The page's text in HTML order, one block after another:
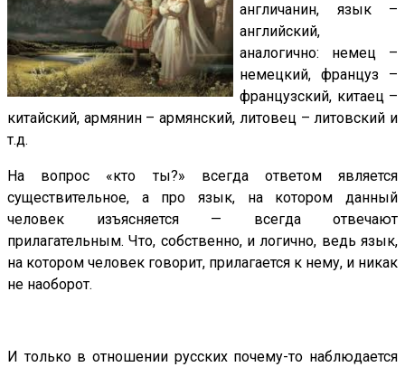
англичанин, язык –
английский,
аналогично: немец –
немецкий, француз –
французский, китаец –
китайский, армянин – армянский, литовец – литовский и
т.д.
На вопрос «кто ты?» всегда ответом является
существительное, а про язык, на котором данный
человек изъясняется — всегда отвечают
прилагательным. Что, собственно, и логично, ведь язык,
на котором человек говорит, прилагается к нему, и никак
не наоборот.
И только в отношении русских почему-то наблюдается